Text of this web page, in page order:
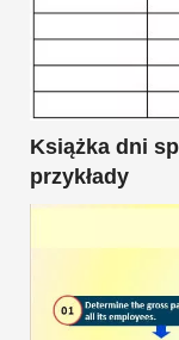
Książka dni
przykłady